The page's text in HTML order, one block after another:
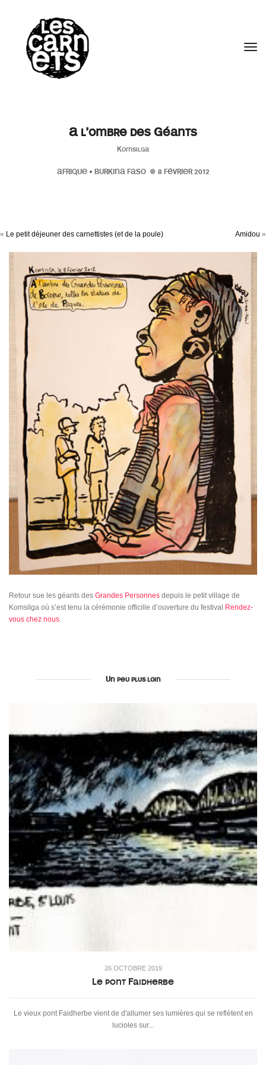
A l’ombre des Géants
Komsilga
AFRIQUE• BURKINA FASO 8 FÉVRIER 2012
« Le petit déjeuner des carnettistes (et de la poule) Amidou »
Retour sue les géants des Grandes Personnes depuis le petit village de
Komsilga où s’est tenu la cérémonie officille d’ouverture du festival Rendez-
vous chez nous
Un peu plus loin
26 OCTOBRE 2019
Le pont Faidherbe
Le vieux pont Faidherbe vient de d'allumer ses lumières qui se reflètent en
lucioles sur...